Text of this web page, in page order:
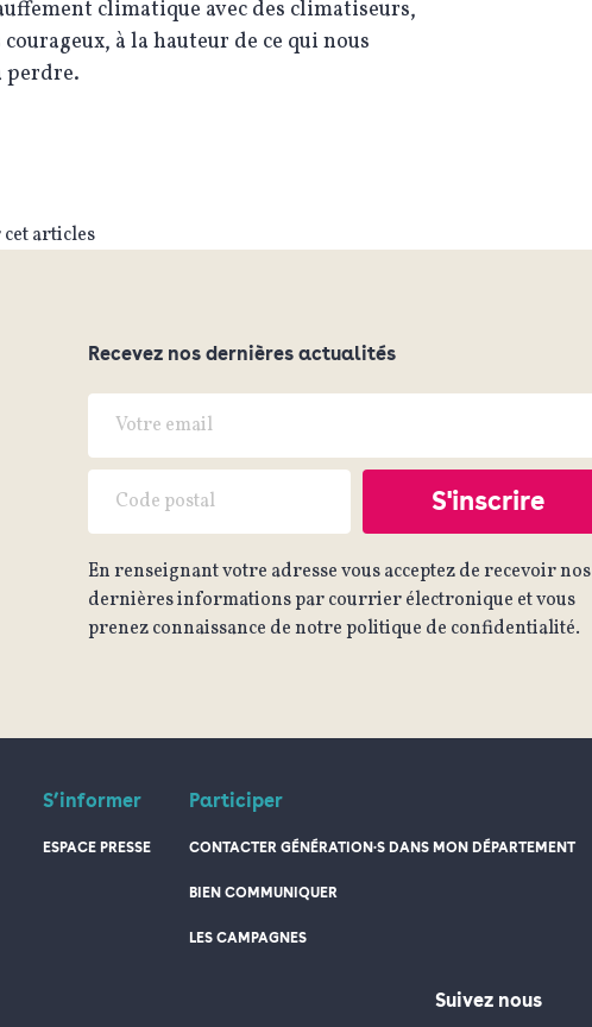
climatique avec des climatiseurs,
à la hauteur de ce qui nous
perdre.
articles
Recevez nos dernières actualités
En renseignant votre adresse vous acceptez de recevoir nos
dernières informations par courrier électronique et vous
prenez connaissance de notre politique de confidentialité.
S’informer
ESPACE PRESSE
Participer
CONTACTER GÉNÉRATION·S DANS MON DÉPARTEMENT
BIEN COMMUNIQUER
LES CAMPAGNES
Suivez nous